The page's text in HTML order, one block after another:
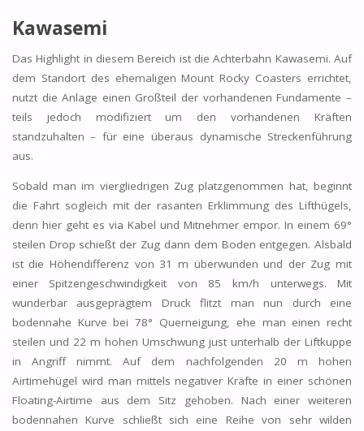
Kawasemi
Das Highlight in diesem Bereich ist die Achterbahn Kawasemi. Auf
dem Standort des ehemaligen Mount Rocky Coasters errichtet,
nutzt die Anlage einen Großteil der vorhandenen Fundamente –
teils jedoch modifiziert um den vorhandenen Kräften
standzuhalten – für eine überaus dynamische Streckenführung
aus.
Sobald man im viergliedrigen Zug platzgenommen hat, beginnt
die Fahrt sogleich mit der rasanten Erklimmung des Lifthügels,
denn hier geht es via Kabel und Mitnehmer empor. In einem 69°
steilen Drop schießt der Zug dann dem Boden entgegen. Alsbald
ist die Höhendifferenz von 31 m überwunden und der Zug mit
einer Spitzengeschwindigkeit von 85 km/h unterwegs. Mit
wunderbar ausgeprägtem Druck flitzt man nun durch eine
bodennahe Kurve bei 78° Querneigung, ehe man einen recht
steilen und 22 m hohen Umschwung just unterhalb der Liftkuppe
in Angriff nimmt. Auf dem nachfolgenden 20 m hohen
Airtimehügel wird man mittels negativer Kräfte in einer schönen
Floating-Airtime aus dem Sitz gehoben. Nach einer weiteren
bodennahen Kurve schließt sich eine Reihe von sehr wilden